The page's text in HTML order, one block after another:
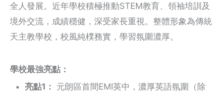
全人發展。近年學校積極推動STEM教育、領袖培訓及
境外交流，成績穩健，深受家長重視。整體形象為傳統
天主教學校，校風純樸務實，學習氛圍濃厚。
學校最強亮點：
亮點1：
元朗區首間EMI英中，濃厚英語氛圍（除